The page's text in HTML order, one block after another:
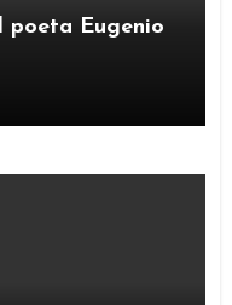
poeta Eugenio